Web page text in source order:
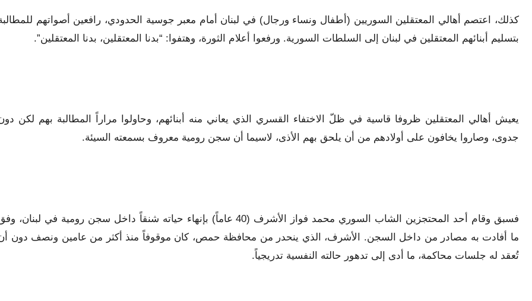
كذلك، اعتصم أهالي المعتقلين السوريين (أطفال ونساء ورجال) في لبنان أمام معبر جوسية الحدودي، رافعين أصواتهم
بتسليم أبنائهم المعتقلين في لبنان إلى السلطات السورية. ورفعوا أعلام الثورة، وهتفوا: “بدنا المعتقلين، بدنا المعتقلين”.
يعيش أهالي المعتقلين ظروفا قاسية في ظلّ الاختفاء القسري الذي يعاني منه أبنائهم، وحاولوا مراراً المطالبة بهم لكن
جدوى، وصاروا يخافون على أولادهم من أن يلحق بهم الأذى، لاسيما أن سجن رومية معروف بسمعته السيئة.
فسبق وقام أحد المحتجزين الشاب السوري محمد فواز الأشرف (40 عاماً) بإنهاء حياته شنقاً داخل سجن رومية في لبنان،
ما أفادت به مصادر من داخل السجن. الأشرف، الذي ينحدر من محافظة حمص، كان موقوفاً منذ أكثر من عامين ونصف دون
تُعقد له جلسات محاكمة، ما أدى إلى تدهور حالته النفسية تدريجياً.